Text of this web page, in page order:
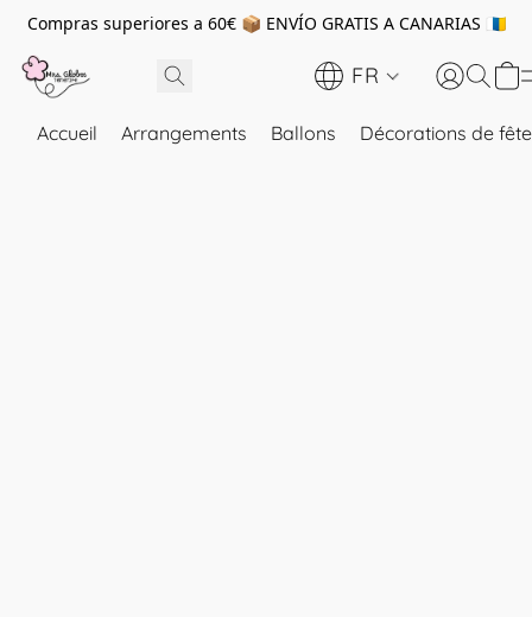
Compras superiores a 60€ 📦 ENVÍO GRATIS A CANARIAS 🇮🇨
FR
Accueil Arrangements Ballons Décorations de fête